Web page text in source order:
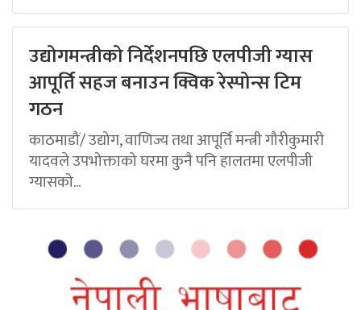
उद्योगमन्त्रीको निर्देशनपछि एलपीजी ग्यास
आपूर्ति सहज बनाउन क्विक रेस्पोन्स टिम
गठन
काठमाडौं/ उद्योग, वाणिज्य तथा आपूर्ति मन्त्री गौरीकुमारी
यादवले उपभोक्ताको घरमा कुनै पनि हालतमा एलपीजी
ग्यासको...